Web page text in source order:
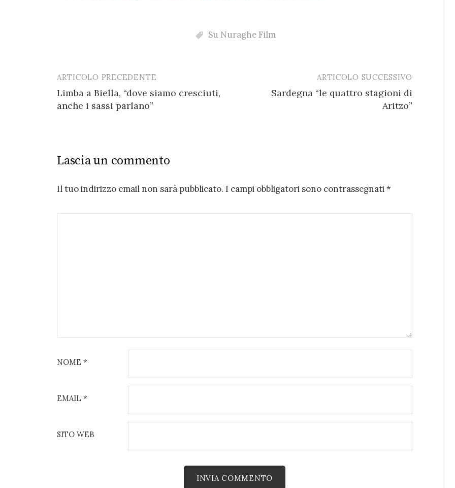
Su Nuraghe Film
Post
navigation
ARTICOLO PRECEDENTE
Limba a Biella, “dove siamo cresciuti,
anche i sassi parlano”
ARTICOLO SUCCESSIVO
Sardegna “le quattro stagioni di
Aritzo”
Lascia un commento
Il tuo indirizzo email non sarà pubblicato. I campi obbligatori sono contrassegnati*
NOME *
EMAIL *
SITO WEB